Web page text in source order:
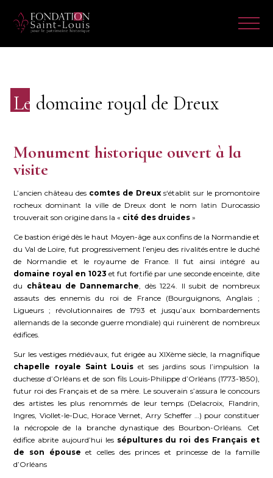
Le domaine royal de Dreux
Monument historique ouvert à la
visite
L’ancien château des comtes de Dreuxs‘établit sur le promontoire
rocheux dominant la ville de Dreux dont le nom latin Durocassio
trouverait son origine dans la « cité des druides »
Ce bastion érigé dès le haut Moyen-âge aux confins de la Normandie et
du Val de Loire, fut progressivement l’enjeu des rivalités entre le duché
de Normandie et le royaume de France. Il fut ainsi intégré au
domaine royal en 1023 et fut fortifié par une seconde enceinte, dite
du château de Dannemarche , dès 1224. Il subit de nombreux
assauts des ennemis du roi de France (Bourguignons, Anglais ;
Ligueurs ; révolutionnaires de 1793 et jusqu’aux bombardements
allemands de la seconde guerre mondiale) qui ruinèrent de nombreux
édifices.
Sur les vestiges médiévaux, fut érigée au XIXème siècle, la magnifique
chapelle royale Saint Louiset ses jardins sous l’impulsion la
duchesse d’Orléans et de son fils Louis-Philippe d’Orléans (1773-1850),
futur roi des Français et de sa mère. Le souverain s’assura le concours
des artistes les plus renommés de leur temps (Delacroix, Flandrin,
Ingres, Viollet-le-Duc, Horace Vernet, Arry Scheffer …) pour constituer
la nécropole de la branche dynastique des Bourbon-Orléans. Cet
édifice abrite aujourd’hui les sépultures du roi des Français et
de son épouse et celles des princes et princesse de la famille
d’Orléans